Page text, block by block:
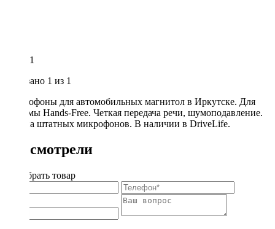
1
Показано 1 из 1
Микрофоны для автомобильных магнитол в Иркутске. Для
системы Hands-Free. Четкая передача речи, шумоподавление.
Замена штатных микрофонов. В наличии в DriveLife.
Вы смотрели
Подобрать товар